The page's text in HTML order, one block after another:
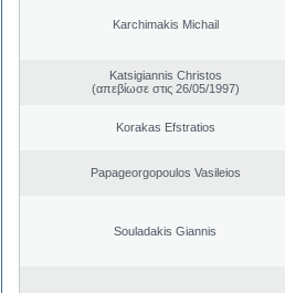
Karchimakis Michail
Katsigiannis Christos
(απεβίωσε στις 26/05/1997)
Korakas Efstratios
Papageorgopoulos Vasileios
Souladakis Giannis